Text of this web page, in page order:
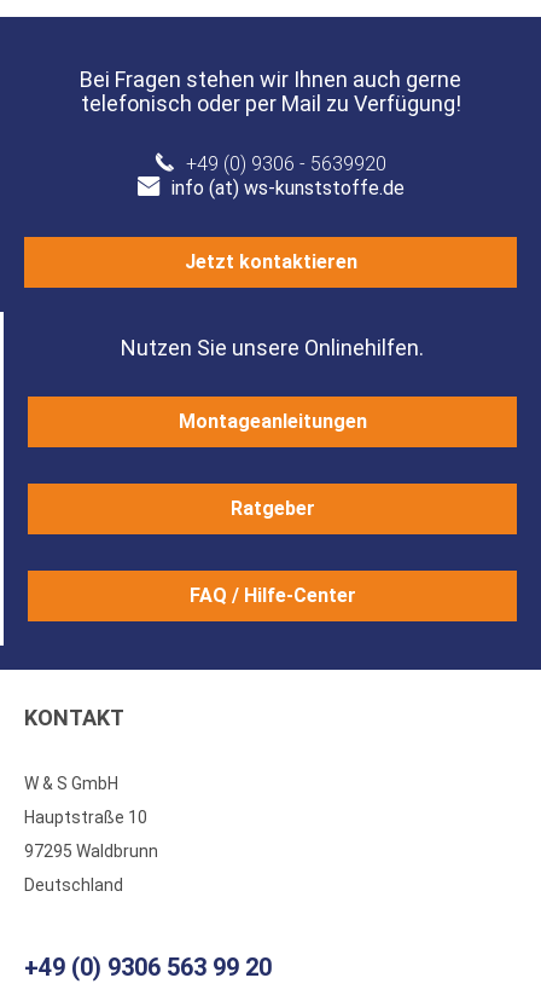
Bei Fragen stehen wir Ihnen auch gerne
telefonisch oder per Mail zu Verfügung!
+49 (0) 9306 - 5639920
info (at) ws-kunststoffe.de
Jetzt kontaktieren
Nutzen Sie unsere Onlinehilfen.
Montageanleitungen
Ratgeber
FAQ / Hilfe-Center
KONTAKT
W & S GmbH
Hauptstraße 10
97295 Waldbrunn
Deutschland
+49 (0) 9306 563 99 20